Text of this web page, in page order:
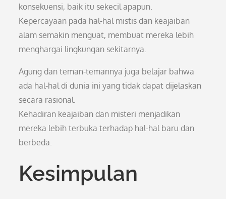
konsekuensi, baik itu sekecil apapun.
Kepercayaan pada hal-hal mistis dan keajaiban
alam semakin menguat, membuat mereka lebih
menghargai lingkungan sekitarnya.
Agung dan teman-temannya juga belajar bahwa
ada hal-hal di dunia ini yang tidak dapat dijelaskan
secara rasional.
Kehadiran keajaiban dan misteri menjadikan
mereka lebih terbuka terhadap hal-hal baru dan
berbeda.
Kesimpulan